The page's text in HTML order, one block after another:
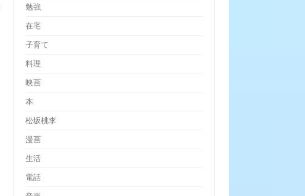
勉強
在宅
子育て
料理
映画
本
松坂桃李
漫画
生活
電話